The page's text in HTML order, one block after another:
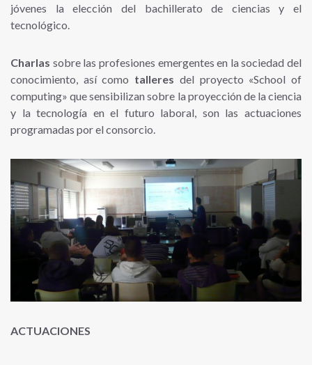
jóvenes la elección del bachillerato de ciencias y el
tecnológico.
Charlas sobre las profesiones emergentes en la sociedad del
conocimiento, así como talleres del proyecto «School of
computing» que sensibilizan sobre la proyección de la ciencia
y la tecnología en el futuro laboral, son las actuaciones
programadas por el consorcio.
ACTUACIONES